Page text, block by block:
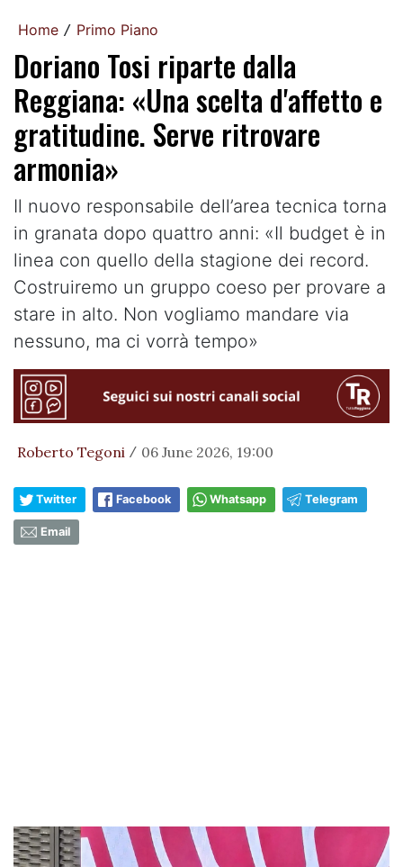
Home / Primo Piano
Doriano Tosi riparte dalla
Reggiana: «Una scelta d'affetto e
gratitudine. Serve ritrovare
armonia»
Il nuovo responsabile dell’area tecnica torna
in granata dopo quattro anni: «Il budget è in
linea con quello della stagione dei record.
Costruiremo un gruppo coeso per provare a
stare in alto. Non vogliamo mandare via
nessuno, ma ci vorrà tempo»
Roberto Tegoni / 06 June 2026, 19:00
Twitter Facebook Whatsapp Telegram
Email